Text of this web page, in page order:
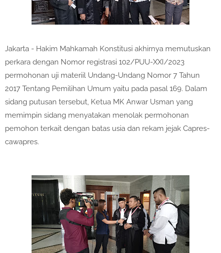
Jakarta - Hakim Mahkamah Konstitusi akhirnya memutuskan
perkara dengan Nomor registrasi 102/PUU-XXI/2023
permohonan uji materiil Undang-Undang Nomor 7 Tahun
2017 Tentang Pemilihan Umum yaitu pada pasal 169. Dalam
sidang putusan tersebut, Ketua MK Anwar Usman yang
memimpin sidang menyatakan menolak permohonan
pemohon terkait dengan batas usia dan rekam jejak Capres-
cawapres.